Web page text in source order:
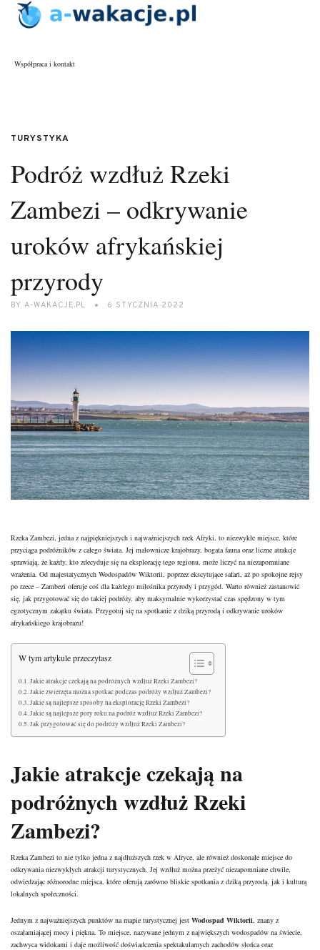
Współpraca i kontakt
TURYSTYKA
Podróż wzdłuż Rzeki
Zambezi – odkrywanie
uroków afrykańskiej
przyrody
BY A-WAKACJE.PL 6 STYCZNIA 2022
Rzeka Zambezi, jedna z najpiękniejszych i najważniejszych rzek Afryki, to niezwykłe miejsce, które
przyciąga podróżników z całego świata. Jej malownicze krajobrazy, bogata fauna oraz liczne atrakcje
sprawiają, że każdy, kto zdecyduje się na eksplorację tego regionu, może liczyć na niezapomniane
wrażenia. Od majestatycznych Wodospadów Wiktorii, poprzez ekscytujące safari, aż po spokojne rejsy
po rzece – Zambezi oferuje coś dla każdego miłośnika przyrody i przygód. Warto również zastanowić
się, jak przygotować się do takiej podróży, aby maksymalnie wykorzystać czas spędzony w tym
egzotycznym zakątku świata. Przygotuj się na spotkanie z dziką przyrodą i odkrywanie uroków
afrykańskiego krajobrazu!
W tym artykule przeczytasz
Jakie atrakcje czekają na podróżnych wzdłuż Rzeki Zambezi?
Jakie zwierzęta można spotkać podczas podróży wzdłuż Zambezi?
Jakie są najlepsze sposoby na eksplorację Rzeki Zambezi?
Jakie są najlepsze pory roku na podróż wzdłuż Rzeki Zambezi?
Jak przygotować się do podróży wzdłuż Rzeki Zambezi?
Jakie atrakcje czekają na
podróżnych wzdłuż Rzeki
Zambezi?
Rzeka Zambezi to nie tylko jedna z najdłuższych rzek w Afryce, ale również doskonałe miejsce do
odkrywania niezwykłych atrakcji turystycznych. Jej wzdłuż można przeżyć niezapomniane chwile,
odwiedzając różnorodne miejsca, które oferują zarówno bliskie spotkania z dziką przyrodą, jak i kulturą
lokalnych społeczności.
Jednym z najważniejszych punktów na mapie turystycznej jest Wodospad Wiktorii , znany z
oszałamiającej mocy i piękna. To miejsce, nazywane jednym z największych wodospadów na świecie,
zachwyca widokami i daje możliwość doświadczenia spektakularnych zachodów słońca oraz